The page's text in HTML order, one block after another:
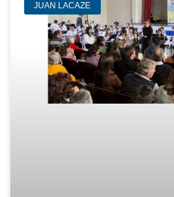
JUAN LACAZE